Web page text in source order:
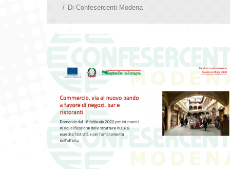
Di Confesercenti Modena